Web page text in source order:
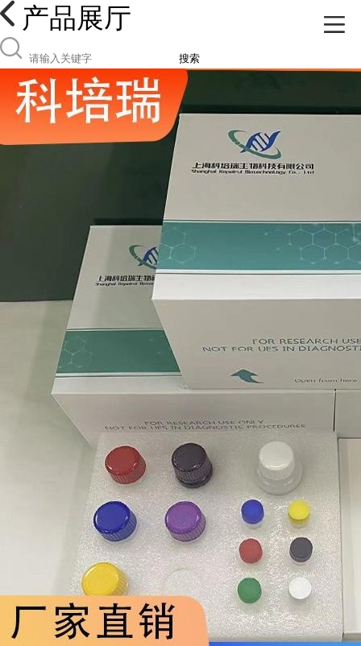
产品展厅
搜索